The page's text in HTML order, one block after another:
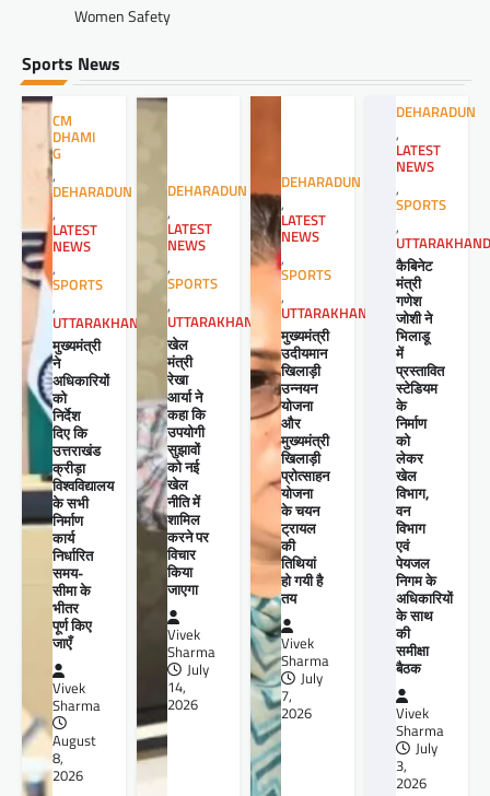
Women Safety
Sports News
CM
DHAMI
G
,
DEHARADUN
,
LATEST
NEWS
,
SPORTS
,
UTTARAKHAND
मुख्यमंत्री
ने
अधिकारियों
को
निर्देश
दिए कि
उत्तराखंड
क्रीड़ा
विश्वविद्यालय
के सभी
निर्माण
कार्य
निर्धारित
समय-
सीमा के
भीतर
पूर्ण किए
जाएँ
Vivek
Sharma
August
8,
2026
DEHARADUN
,
LATEST
NEWS
,
SPORTS
,
UTTARAKHAND
खेल
मंत्री
रेखा
आर्या ने
कहा कि
उपयोगी
सुझावों
को नई
खेल
नीति में
शामिल
करने पर
विचार
किया
जाएगा
Vivek
Sharma
July
14,
2026
DEHARADUN
,
LATEST
NEWS
,
SPORTS
,
UTTARAKHAND
मुख्यमंत्री
उदीयमान
खिलाड़ी
उन्नयन
योजना
और
मुख्यमंत्री
खिलाड़ी
प्रोत्साहन
योजना
के चयन
ट्रायल
की
तिथियां
हो गयी है
तय
Vivek
Sharma
July
7,
2026
DEHARADUN
,
LATEST
NEWS
,
SPORTS
,
UTTARAKHAND
कैबिनेट
मंत्री
गणेश
जोशी ने
भिलाडू
में
प्रस्तावित
स्टेडियम
के
निर्माण
को
लेकर
खेल
विभाग,
वन
विभाग
एवं
पेयजल
निगम के
अधिकारियों
के साथ
की
समीक्षा
बैठक
Vivek
Sharma
July
3,
2026